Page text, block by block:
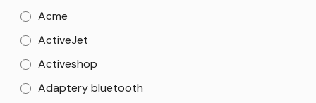
Acme
ActiveJet
Activeshop
Adaptery bluetooth